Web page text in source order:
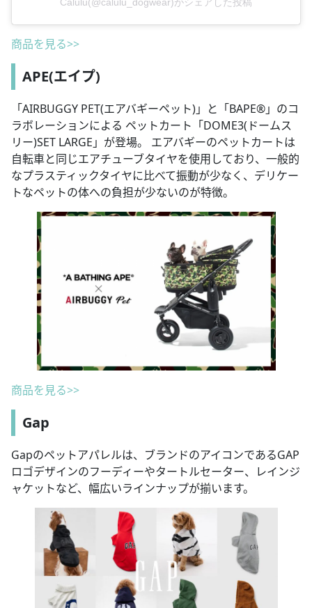
Calulu(@calulu_dogwear)がシェアした投稿
商品を見る>>
APE(エイプ)
「AIRBUGGY PET(エアバギーペット)」と「BAPE®」のコ
ラボレーションによる ペットカート「DOME3(ドームス
リー)SET LARGE」が登場。 エアバギーのペットカートは
自転車と同じエアチューブタイヤを使用しており、一般的
なプラスティックタイヤに比べて振動が少なく、デリケー
トなペットの体への負担が少ないのが特徴。
商品を見る>>
Gap
Gapのペットアパレルは、ブランドのアイコンであるGAP
ロゴデザインのフーディーやタートルセーター、レインジ
ャケットなど、幅広いラインナップが揃います。